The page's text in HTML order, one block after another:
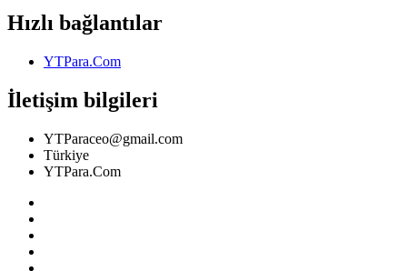
Hızlı bağlantılar
YTPara.Com
İletişim bilgileri
YTParaceo@gmail.com
Türkiye
YTPara.Com